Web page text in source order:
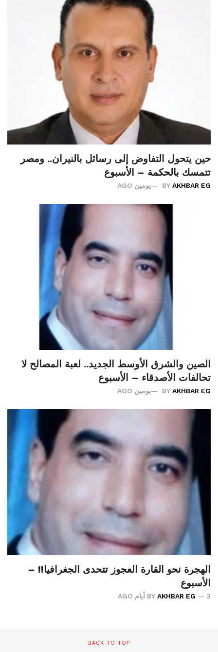
حين يتحول التفاوض إلى رسائل بالنيران.. ومصر
تتمسك بالحكمة – الأسبوع
BY AKHBAR EG يومين AGO
الصين والشرق الأوسط الجديد.. لعبة المصالح لا
تحالفات الأصدقاء – الأسبوع
BY AKHBAR EG يومين AGO
الهجرة نحو القارة العجوز تتحدى الجغرافيا!! –
الأسبوع
BY AKHBAR EG 3 أيام AGO
BACK TO TOP